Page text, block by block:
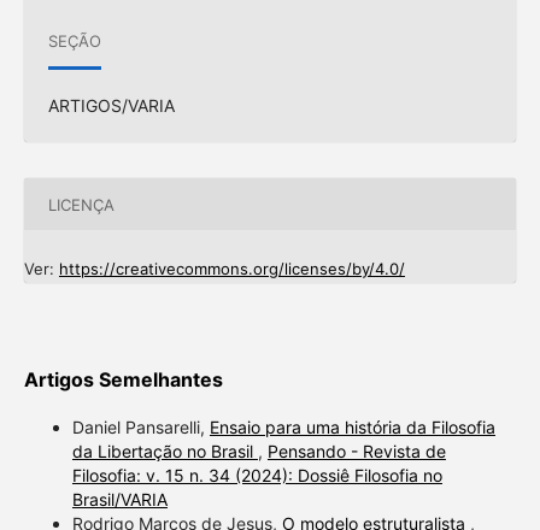
SEÇÃO
ARTIGOS/VARIA
LICENÇA
Ver: https://creativecommons.org/licenses/by/4.0/
Artigos Semelhantes
Daniel Pansarelli, Ensaio para uma história da Filosofia
da Libertação no Brasil , Pensando - Revista de
Filosofia: v. 15 n. 34 (2024): Dossiê Filosofia no
Brasil/VARIA
Rodrigo Marcos de Jesus, O modelo estruturalista ,